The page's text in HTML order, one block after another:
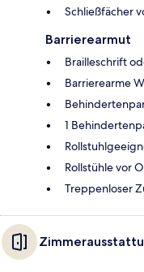
Schließfächer
Barrierearmut
Brailleschrift
Barrierearme
1
Rollstühle vor
Treppenloser